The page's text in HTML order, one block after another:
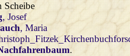
, Josef
, Maria
.